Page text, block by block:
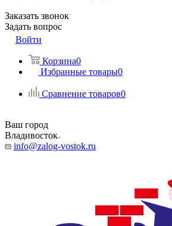
Заказать звонок
Задать вопрос
Войти
Корзина0
Избранные товары0
Сравнение товаров0
Ваш город
Владивосток
info@zalog-vostok.ru